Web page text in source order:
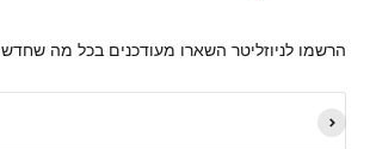
הרשמו לניוזליטר השארו מעודכנים בכל מה שחדש